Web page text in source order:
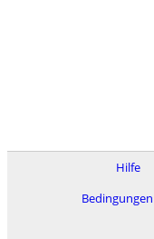
Hilfe
Bedingungen